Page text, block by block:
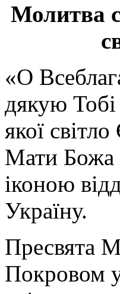
Молитва
«О
дякую Тобі
якої
Мати Божа
іконою
Україну.
Пресвята
Покровом